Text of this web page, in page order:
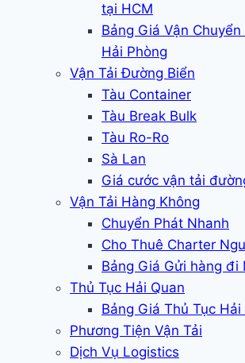
tại HCM
Bảng Giá Vận
Hải Phòng
Vận Tải Đường Biển
Tàu Container
Tàu Break Bulk
Tàu Ro-Ro
Sà Lan
Giá cước vận tải
Vận Tải Hàng Không
Chuyển Phát Nhanh
Cho Thuê Charter
Bảng Giá Gửi hàng đi
Thủ Tục Hải Quan
Bảng Giá Thủ Tục Hải
Phương Tiện Vận Tải
Dịch Vụ Logistics